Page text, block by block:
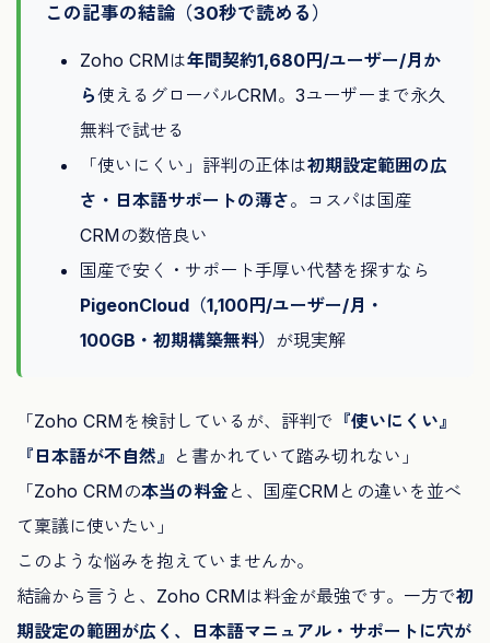
この記事の結論（30秒で読める）
Zoho CRMは年間契約1,680円/ユーザー/月か
ら使えるグローバルCRM。3ユーザーまで永久
無料で試せる
「使いにくい」評判の正体は初期設定範囲の広
さ・日本語サポートの薄さ。コスパは国産
CRMの数倍良い
国産で安く・サポート手厚い代替を探すなら
PigeonCloud（1,100円/ユーザー/月・
100GB・初期構築無料） が現実解
「Zoho CRMを検討しているが、評判で 『使いにくい』
『日本語が不自然』 と書かれていて踏み切れない」
「Zoho CRMの本当の料金と、国産CRMとの違いを並べ
て稟議に使いたい」
このような悩みを抱えていませんか。
結論から言うと、Zoho CRMは料金が最強です。一方で初
期設定の範囲が広く、日本語マニュアル・サポートに穴が